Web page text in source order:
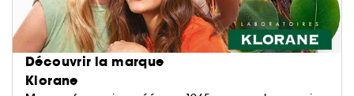
Découvrir la marque
Klorane